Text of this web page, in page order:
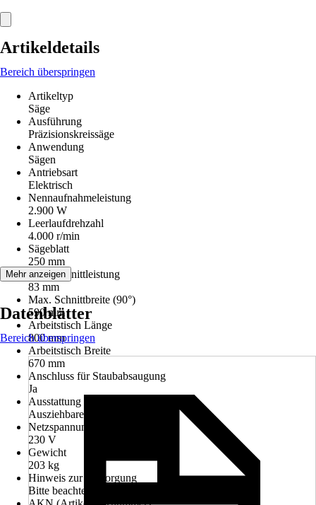
Artikeldetails
Bereich überspringen
Artikeltyp
Säge
Ausführung
Präzisionskreissäge
Anwendung
Sägen
Antriebsart
Elektrisch
Nennaufnahmeleistung
2.900 W
Leerlaufdrehzahl
4.000 r/min
Sägeblatt
250 mm
Max. Schnittleistung
83 mm
Max. Schnittbreite (90°)
590 mm
Arbeitstisch Länge
800 mm
Arbeitstisch Breite
670 mm
Anschluss für Staubabsaugung
Ja
Ausstattung
Ausziehbare Tischverbreiterung
Netzspannung
230 V
Gewicht
203 kg
Hinweis zur Entsorgung
Bitte beachte die Hinweise zur Entsorgung
Mehr anzeigen
Datenblätter
Bereich überspringen